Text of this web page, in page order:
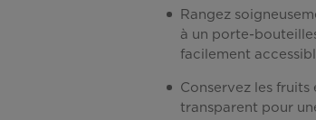
Rangez
à un porte-
facilement
Conservez les fruits
transparent pour